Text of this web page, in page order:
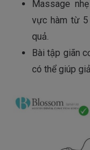
Massage
vực hàm từ 5
quả.
Bài tập giãn
có thể giúp